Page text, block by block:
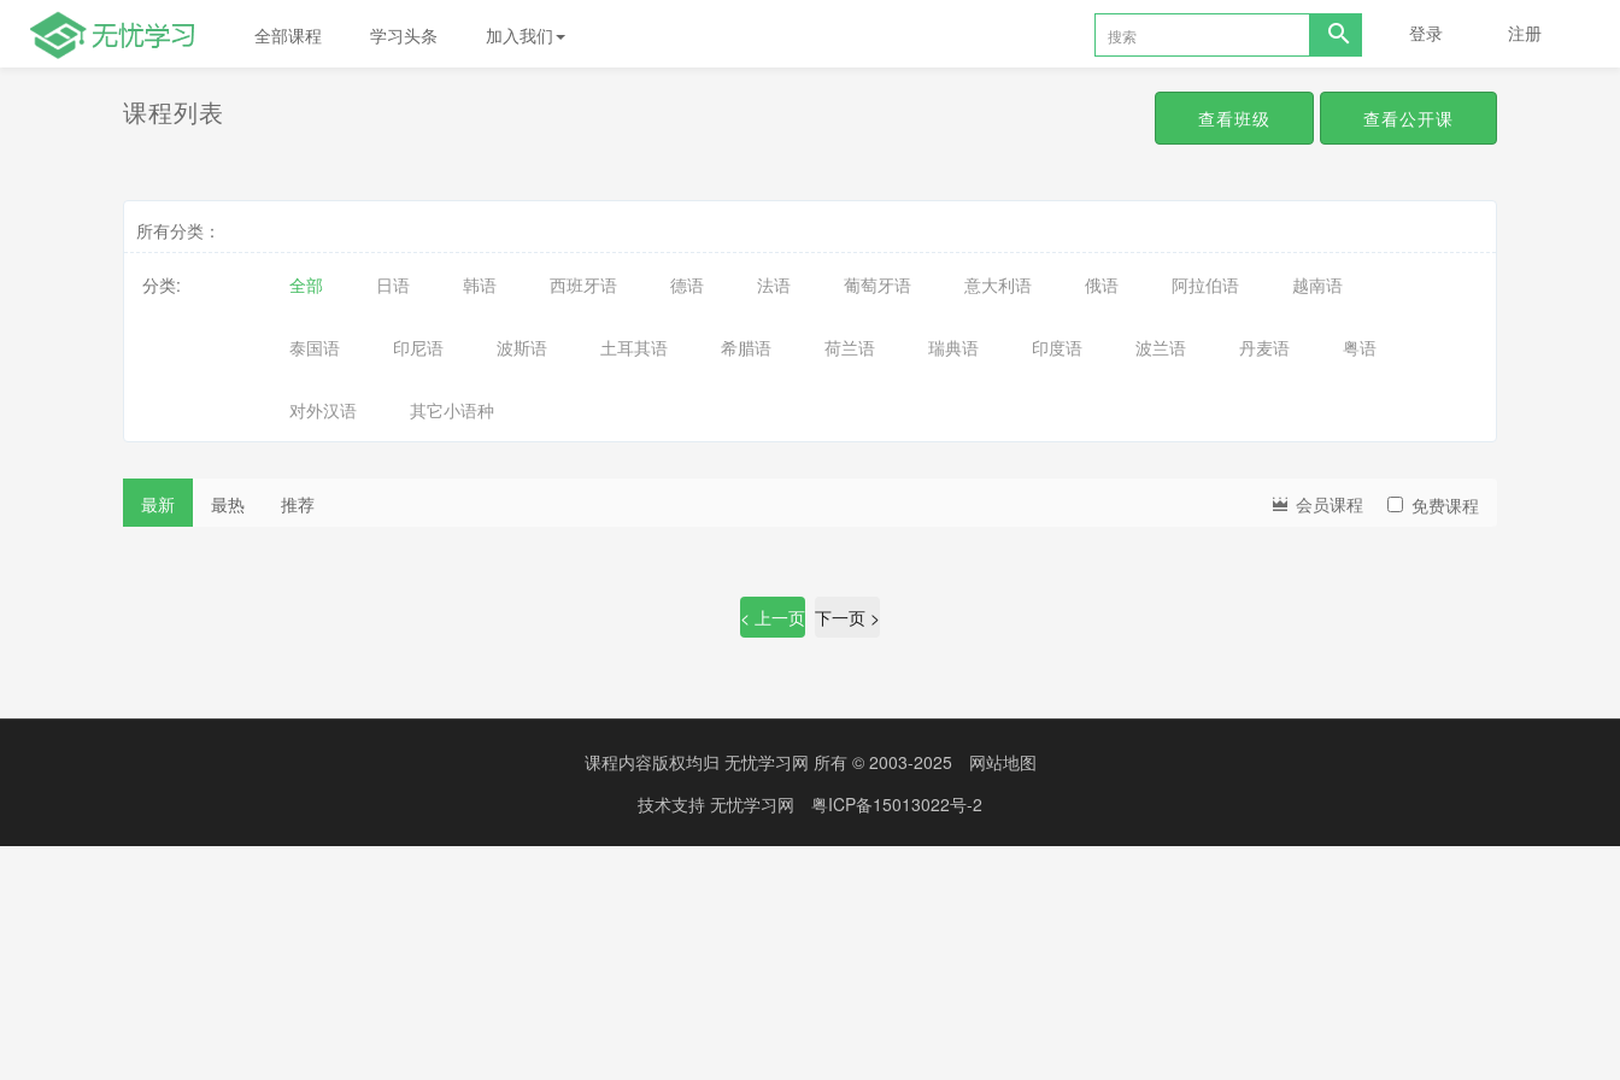
全部课程 学习头条 加入我们 登录 注册
课程列表 查看班级 查看公开课
所有分类：
分类: 全部 日语 韩语 西班牙语 德语 法语 葡萄牙语 意大利语 俄语 阿拉伯语 越南语
泰国语 印尼语 波斯语 土耳其语 希腊语 荷兰语 瑞典语 印度语 波兰语 丹麦语 粤语
对外汉语 其它小语种
最新 最热 推荐 会员课程 免费课程
< 上一页 下一页 >
课程内容版权均归 无忧学习网 所有 © 2003-2025
网站地图
技术支持 无忧学习网 粤ICP备15013022号-2